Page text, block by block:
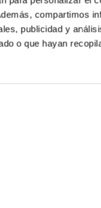
compartimos
publicidad y
o que hayan